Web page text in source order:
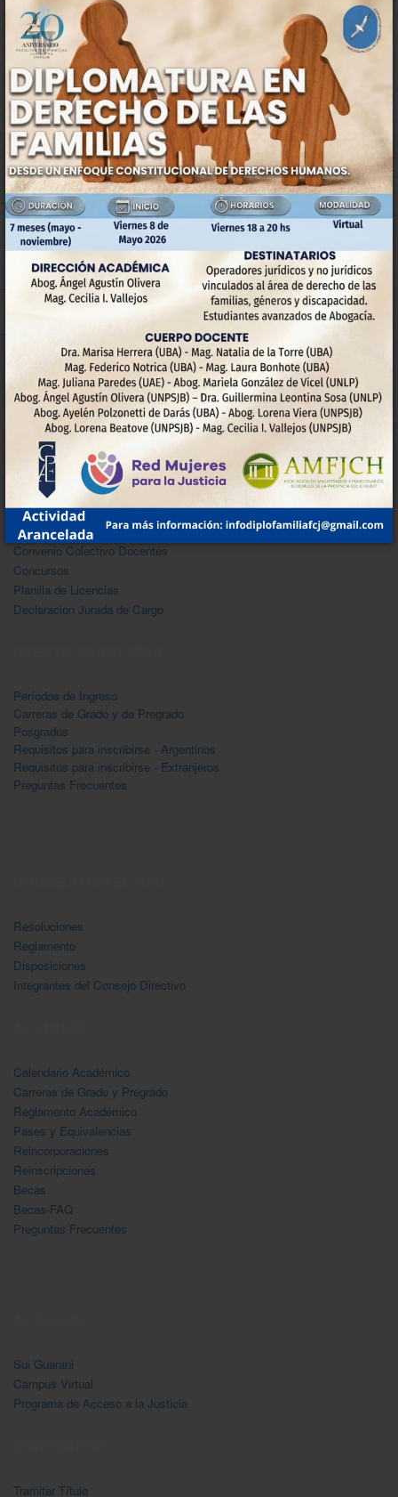
Anterior Siguiente
INSTITUCIONAL
La Facultad
Extensión
Pasantías
Autoridades
Investigación
DOCENTES
Convenio Colectivo Docentes
Concursos
Planilla de Licencias
Declaracion Jurada de Cargo
Períodos de Ingreso
Carreras de Grado y de Pregrado
Posgrados
Requisitos para inscribirse - Argentinos
Requisitos para inscribirse - Extranjeros
Preguntas Frecuentes
Resoluciones
Reglamento
Disposiciones
Integrantes del Consejo Directivo
Calendario Acadėmico
Carreras de Grado y Pregrado
Reglamento Académico
Pases y Equivalencias
Reincorporaciones
Reinscripciones
Becas
Becas-FAQ
Preguntas Frecuentes
Sui Guarani
Campus Virtual
Programa de Acceso a la Justicia
Tramitar Título